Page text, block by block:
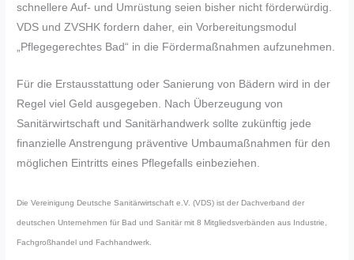
schnellere Auf- und Umrüstung seien bisher nicht förderwürdig.
VDS und ZVSHK fordern daher, ein Vorbereitungsmodul
„Pflegegerechtes Bad“ in die Fördermaßnahmen aufzunehmen.
Für die Erstausstattung oder Sanierung von Bädern wird in der
Regel viel Geld ausgegeben. Nach Überzeugung von
Sanitärwirtschaft und Sanitärhandwerk sollte zukünftig jede
finanzielle Anstrengung präventive Umbaumaßnahmen für den
möglichen Eintritts eines Pflegefalls einbeziehen.
Die Vereinigung Deutsche Sanitärwirtschaft e.V. (VDS) ist der Dachverband der
deutschen Unternehmen für Bad und Sanitär mit 8 Mitgliedsverbänden aus Industrie,
Fachgroßhandel und Fachhandwerk.